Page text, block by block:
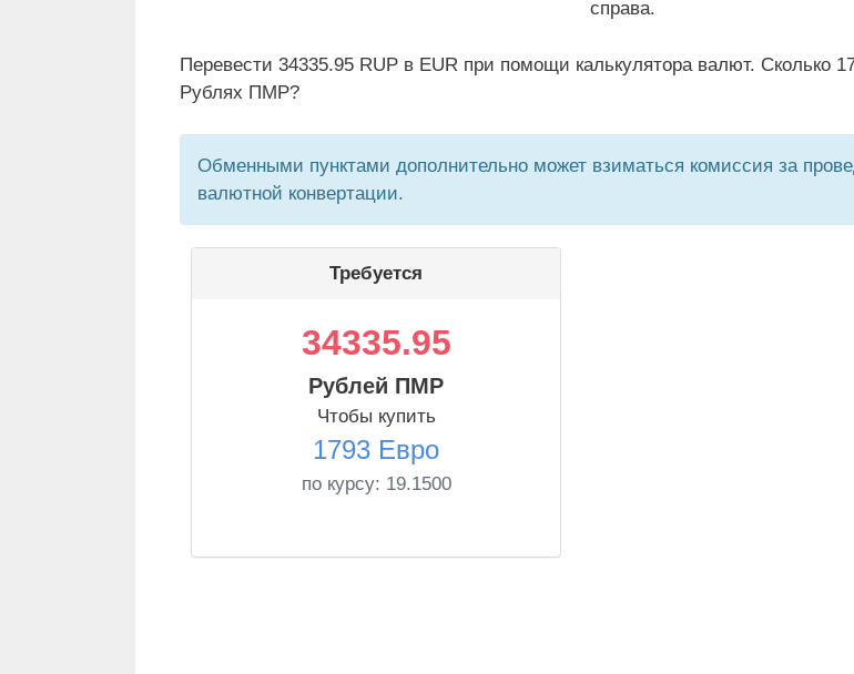
справа.
Перевести 34335.95 RUP в EUR при помощи калькулятора валют. Сколько
Рублях ПМР?
Обменными пунктами дополнительно может взиматься комиссия за
валютной конвертации.
Требуется
34335.95
Рублей ПМР
Чтобы купить
1793 Евро
по курсу: 19.1500